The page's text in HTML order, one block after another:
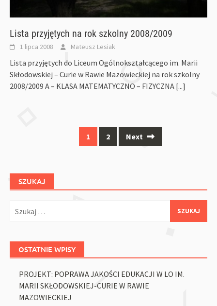
Lista przyjętych na rok szkolny 2008/2009
1 lipca 2008 Mateusz Lesiak
Lista przyjętych do Liceum Ogólnokształcącego im. Marii
Skłodowskiej – Curie w Rawie Mazowieckiej na rok szkolny
2008/2009 A – KLASA MATEMATYCZNO – FIZYCZNA [...]
1 2 Next
SZUKAJ
OSTATNIE WPISY
PROJEKT: POPRAWA JAKOŚCI EDUKACJI W LO IM.
MARII SKŁODOWSKIEJ-CURIE W RAWIE
MAZOWIECKIEJ